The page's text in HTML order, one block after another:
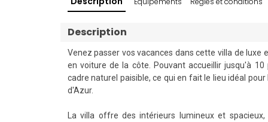
Description
Venez passer vos vacances dans cette villa de luxe
en voiture de la côte. Pouvant accueillir jusqu'à
cadre naturel paisible, ce qui en fait le lieu idéal
d'Azur.
La villa offre des intérieurs lumineux et